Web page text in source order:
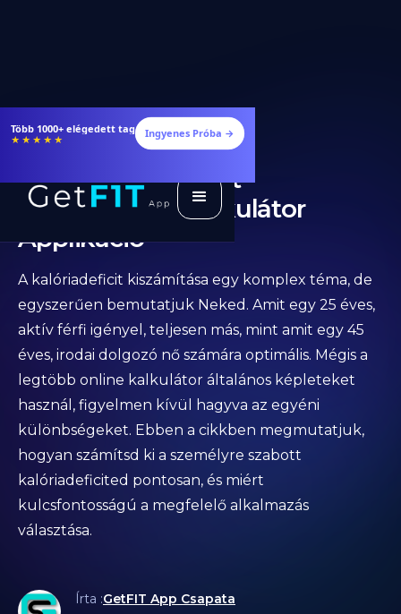
Több 1000+ elégedett tag
★★★★★ Ingyenes Próba →
Személyre Szabott
Kalóriadeficit Kalkulátor
Applikáció
A kalóriadeficit kiszámítása egy komplex téma, de
egyszerűen bemutatjuk Neked. Amit egy 25 éves,
aktív férfi igényel, teljesen más, mint amit egy 45
éves, irodai dolgozó nő számára optimális. Mégis a
legtöbb online kalkulátor általános képleteket
használ, figyelmen kívül hagyva az egyéni
különbségeket. Ebben a cikkben megmutatjuk,
hogyan számítsd ki a személyre szabott
kalóriadeficited pontosan, és miért
kulcsfontosságú a megfelelő alkalmazás
választása.
Írta :GetFIT App Csapata